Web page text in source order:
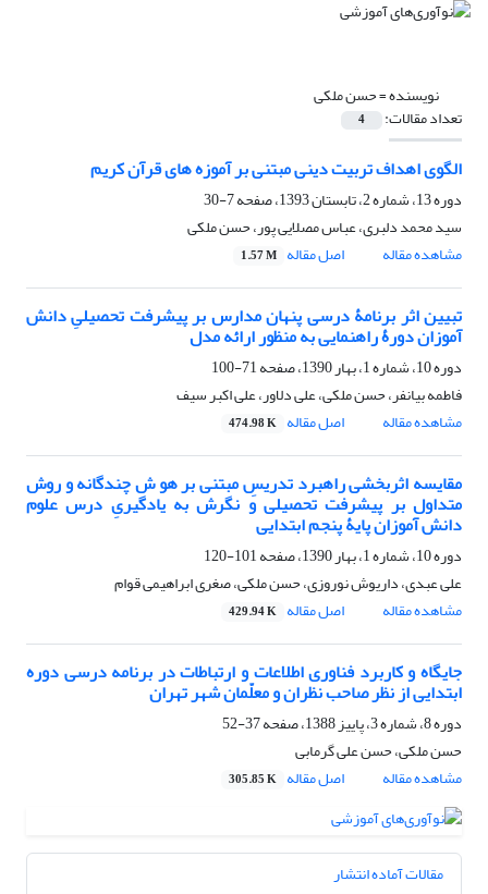
نویسنده =حسن ملکی
تعداد مقالات: 4
الگوی اهداف تربیت دینی مبتنی بر آموزه های قرآن کریم
دوره 13، شماره 2، تابستان 1393، صفحه
7-30
سید محمد دلبری، عباس مصلایی پور، حسن ملکی
مشاهده مقاله
اصل مقاله 1.57 M
تبیین اثر برنامۀ درسی پنهان مدارس بر پیشرفت تحصیلیِ دانش
آموزان دورۀ راهنمایی به منظور ارائه مدل
دوره 10، شماره 1، بهار 1390، صفحه
71-100
فاطمه بیانفر، حسن ملکی، علی دلاور، علی اکبر سیف
مشاهده مقاله
اصل مقاله 474.98 K
مقایسه اثربخشی راهبرد تدریسِ مبتنی بر هو ش چندگانه و روش
متداول بر پیشرفت تحصیلی و نگرش به یادگیریِ درس علوم
دانش آموزان پایۀ پنجم ابتدایی
دوره 10، شماره 1، بهار 1390، صفحه
101-120
علی عبدی، داریوش نوروزی، حسن ملکی، صغری ابراهیمی قوام
مشاهده مقاله
اصل مقاله 429.94 K
جایگاه و کاربرد فناوری اطلاعات و ارتباطات در برنامه درسی دوره
ابتدایی از نظر صاحب نظران و معلّمان شهر تهران
دوره 8، شماره 3، پاییز 1388، صفحه
37-52
حسن ملکی، حسن علی گرمابی
مشاهده مقاله
اصل مقاله 305.85 K
مقالات آماده انتشار